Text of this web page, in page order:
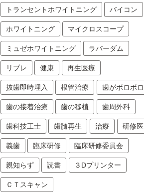
トランセントホワイトニング バイコン
ホワイトニング マイクロスコープ
ミュゼホワイトニング ラバーダム
リブレ 健康 再生医療
抜歯即時埋入 根管治療 歯がボロボロ
歯の接着治療 歯の移植 歯周外科
歯科技工士 歯髄再生 治療 研修医
義歯 臨床研修 臨床研修委員会
親知らず 読書 ３Dプリンター
ＣＴスキャン